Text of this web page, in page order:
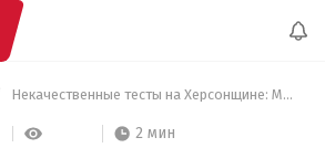
Некачественные тесты на Херсонщине: Минздрав говорит, что нарушений не было
2 мин